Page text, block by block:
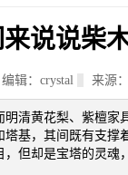
说说柴
编辑：crystal 来源
清黄花梨、紫檀家
基，其间既有支撑
但却是宝塔的灵魂